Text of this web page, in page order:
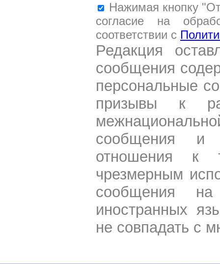
Нажимая кнопку
согласие на
соответствии с
Редакция
сообщения
персональные
призывы к
сообщения и
отношения к
чрезмерным
сообщения
иностранных
не совпадать с